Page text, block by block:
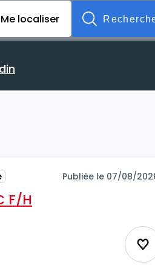
soumission du
Me localiser
profil Linkedin
Publiée le 07/08/
F/H